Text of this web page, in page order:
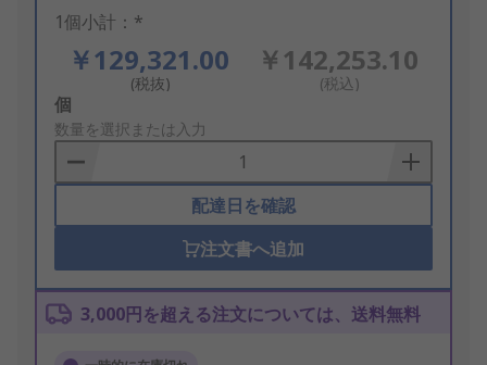
1個小計：*
￥129,321.00
(税抜)
￥142,253.10
(税込)
Add
to
Basket
個
数量を選択または入力
配達日を確認
注文書へ追加
3,000円を超える注文については、送料無料